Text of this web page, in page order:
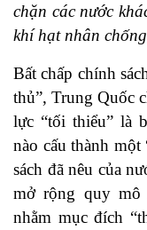
chặn các nước
khí hạt nhân
Bất chấp chính
thủ”, Trung Quốc
lực “tối thiểu” là
nào cấu thành một
sách đã nêu của
mở rộng quy mô
nhằm mục đích